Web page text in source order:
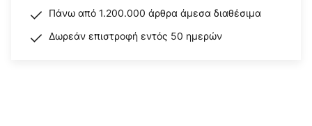
Πάνω από 1.200.000 άρθρα άμεσα διαθέσιμα
Δωρεάν επιστροφή εντός 50 ημερών